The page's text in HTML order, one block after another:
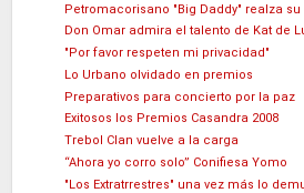
Petromacorisano "Big Daddy" realza su
Don Omar admira el talento de Kat de
"Por favor respeten mi privacidad"
Lo Urbano olvidado en premios
Preparativos para concierto por la paz
Exitosos los Premios Casandra 2008
Trebol Clan vuelve a la carga
“Ahora yo corro solo” Conifiesa Yomo
"Los Extratrrestres" una vez más lo